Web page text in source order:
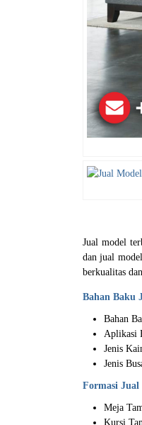
Jual model
dan jual
berkualitas
Bahan Baku
Bahan
Aplikasi
Jenis
Jenis
Formasi Jual
Meja
Kursi